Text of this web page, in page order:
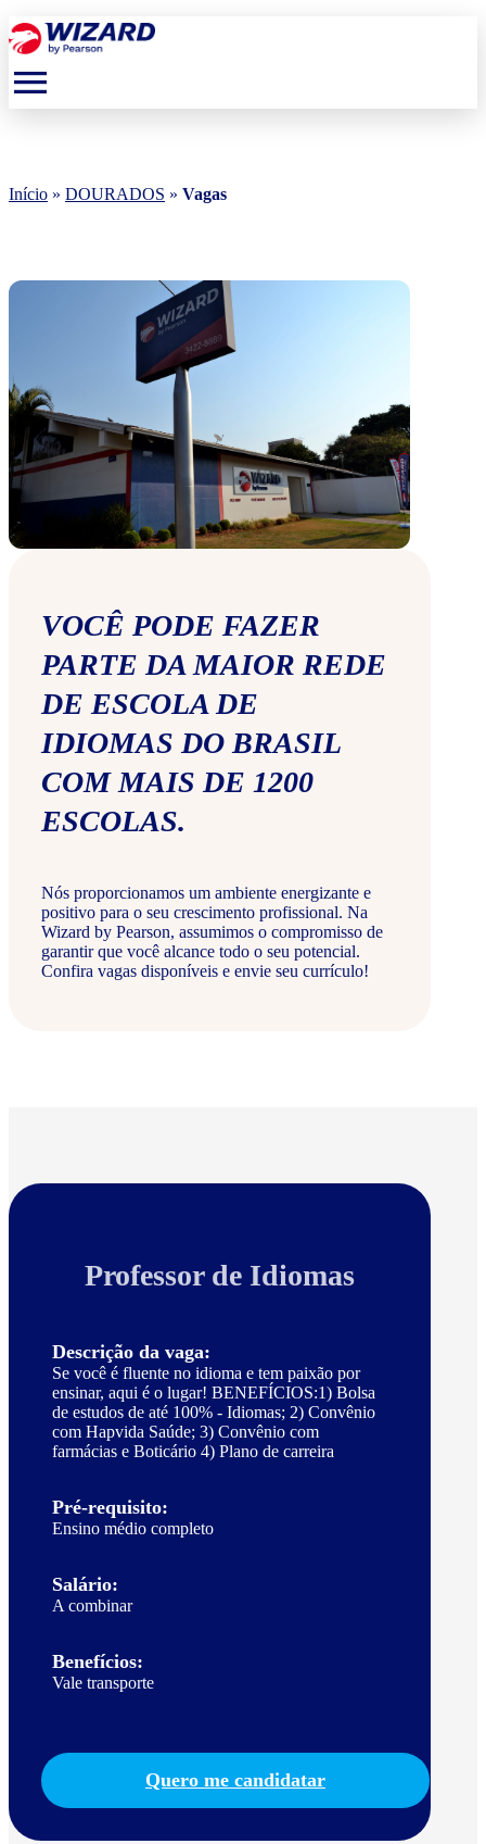
menu
Início » DOURADOS » Vagas
VOCÊ PODE FAZER
PARTE DA MAIOR REDE
DE ESCOLA DE
IDIOMAS DO BRASIL
COM MAIS DE 1200
ESCOLAS.
Nós proporcionamos um ambiente energizante e
positivo para o seu crescimento profissional. Na
Wizard by Pearson, assumimos o compromisso de
garantir que você alcance todo o seu potencial.
Confira vagas disponíveis e envie seu currículo!
Professor de Idiomas
Descrição da vaga:
Se você é fluente no idioma e tem paixão por
ensinar, aqui é o lugar! BENEFÍCIOS:1) Bolsa
de estudos de até 100% - Idiomas; 2) Convênio
com Hapvida Saúde; 3) Convênio com
farmácias e Boticário 4) Plano de carreira
Pré-requisito:
Ensino médio completo
Salário:
A combinar
Benefícios:
Vale transporte
Quero me candidatar